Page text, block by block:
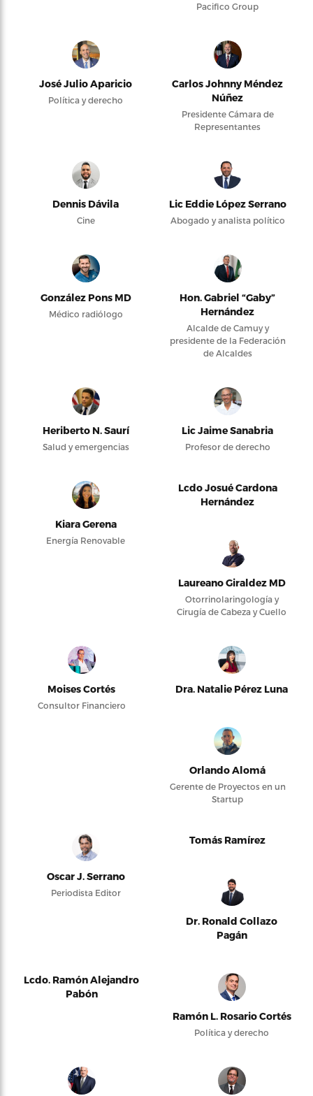
Pacifico Group
José Julio Aparicio
Política y derecho
Carlos Johnny Méndez
Núñez
Presidente Cámara de
Representantes
Dennis Dávila
Cine
Lic Eddie López Serrano
Abogado y analista político
González Pons MD
Médico radiólogo
Hon. Gabriel “Gaby”
Hernández
Alcalde de Camuy y
presidente de la Federación
de Alcaldes
Heriberto N. Saurí
Salud y emergencias
Lic Jaime Sanabria
Profesor de derecho
Kiara Gerena
Energía Renovable
Lcdo Josué Cardona
Hernández
Laureano Giraldez MD
Otorrinolaringología y
Cirugía de Cabeza y Cuello
Moises Cortés
Consultor Financiero
Dra. Natalie Pérez Luna
Orlando Alomá
Gerente de Proyectos en un
Startup
Oscar J. Serrano
Periodista Editor
Tomás Ramírez
Dr. Ronald Collazo
Pagán
Lcdo. Ramón Alejandro
Pabón
Ramón L. Rosario Cortés
Política y derecho